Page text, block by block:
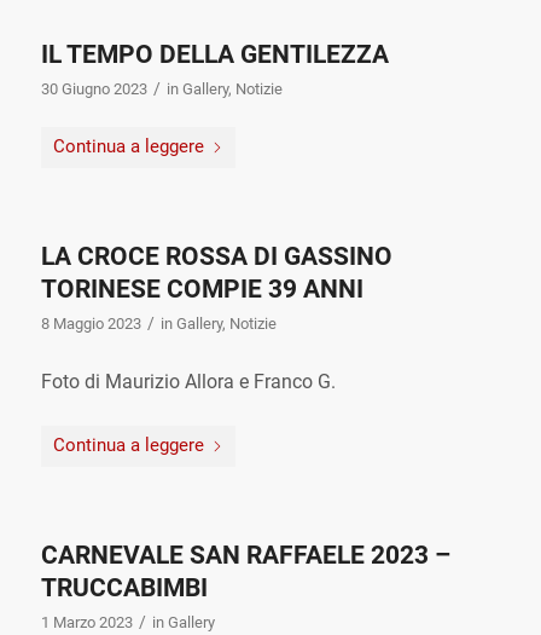
IL TEMPO DELLA GENTILEZZA
30 Giugno 2023 / in Gallery, Notizie
Continua a leggere
LA CROCE ROSSA DI GASSINO
TORINESE COMPIE 39 ANNI
8 Maggio 2023 / in Gallery, Notizie
Foto di Maurizio Allora e Franco G.
Continua a leggere
CARNEVALE SAN RAFFAELE 2023 –
TRUCCABIMBI
1 Marzo 2023 / in Gallery